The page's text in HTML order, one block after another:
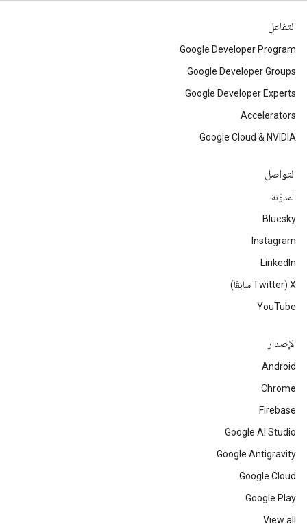
التفاعل
Google Developer Program
Google Developer Groups
Google Developer Experts
Accelerators
Google Cloud & NVIDIA
التواصل
المدوّنة
Bluesky
Instagram
LinkedIn
‫X ‏(Twitter سابقًا)
YouTube
الإصدار
Android
Chrome
Firebase
Google AI Studio
Google Antigravity
Google Cloud
Google Play
View all